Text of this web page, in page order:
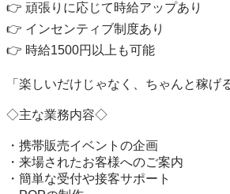
👉 頑張りに応じて時給アップあり
👉 インセンティブ制度あり
👉 時給1500円以上も可能
「楽しいだけじゃなく、ちゃんと稼げ
◇主な業務内容◇
・携帯販売イベントの企画
・来場されたお客様へのご案内
・簡単な受付や接客サポート